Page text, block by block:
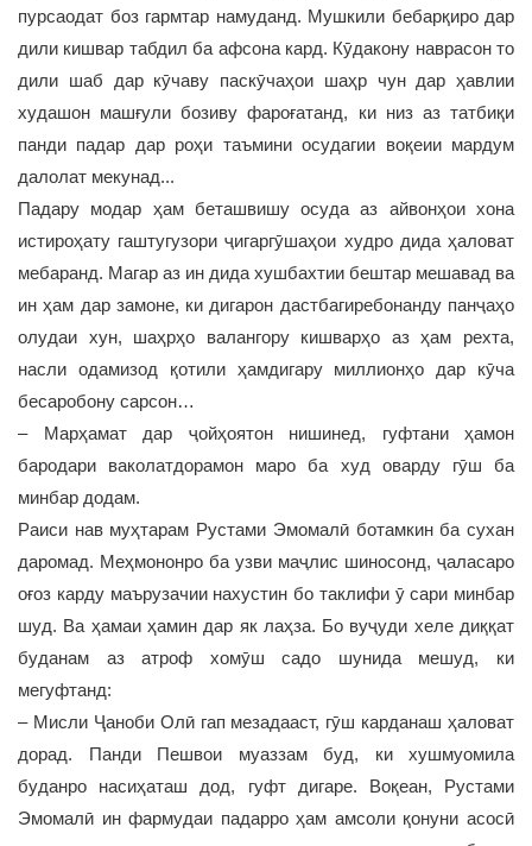
пурсаодат боз гармтар намуданд. Мушкили бебарқиро дар
дили кишвар табдил ба афсона кард. Кӯдакону наврасон то
дили шаб дар кӯчаву паскӯчаҳои шаҳр чун дар ҳавлии
худашон машғули бозиву фароғатанд, ки низ аз татбиқи
панди падар дар роҳи таъмини осудагии воқеии мардум
далолат мекунад...
Падару модар ҳам беташвишу осуда аз айвонҳои хона
истироҳату гаштугузори ҷигаргӯшаҳои худро дида ҳаловат
мебаранд. Магар аз ин дида хушбахтии бештар мешавад ва
ин ҳам дар замоне, ки дигарон дастбагиребонанду панҷаҳо
олудаи хун, шаҳрҳо валангору кишварҳо аз ҳам рехта,
насли одамизод қотили ҳамдигару миллионҳо дар кӯча
бесаробону сарсон…
– Марҳамат дар ҷойҳоятон нишинед, гуфтани ҳамон
бародари ваколатдорамон маро ба худ оварду гӯш ба
минбар додам.
Раиси нав муҳтарам Рустами Эмомалӣ ботамкин ба сухан
даромад. Меҳмононро ба узви маҷлис шиносонд, ҷаласаро
оғоз карду маърузачии нахустин бо таклифи ӯ сари минбар
шуд. Ва ҳамаи ҳамин дар як лаҳза. Бо вуҷуди хеле диққат
буданам аз атроф хомӯш садо шунида мешуд, ки
мегуфтанд:
– Мисли Ҷаноби Олӣ гап мезадааст, гӯш карданаш ҳаловат
дорад. Панди Пешвои муаззам буд, ки хушмуомила
буданро насиҳаташ дод, гуфт дигаре. Воқеан, Рустами
Эмомалӣ ин фармудаи падарро ҳам амсоли қонуни асосӣ